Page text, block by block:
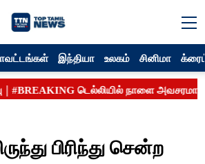
இந்தியா உலகம் சினிமா
பிரிந்து சென்ற